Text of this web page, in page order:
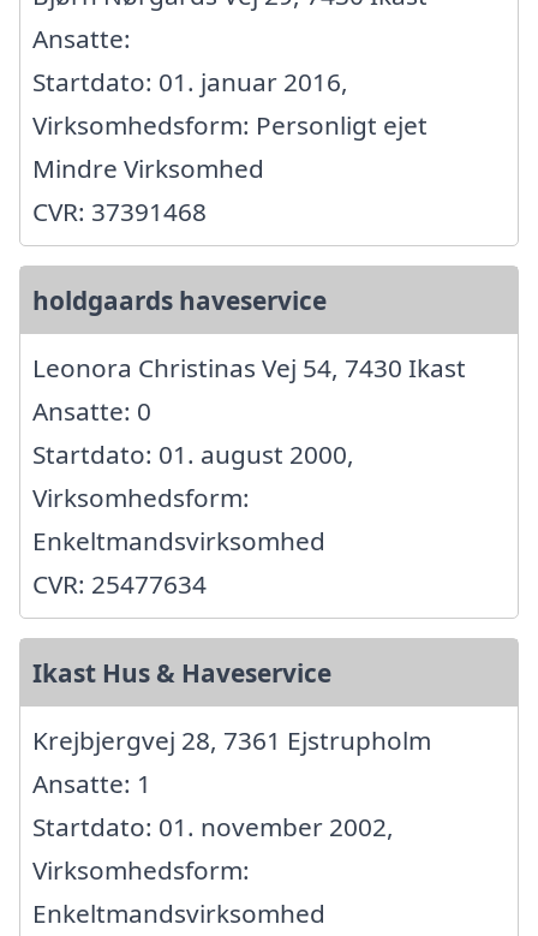
Ansatte:
Startdato: 01. januar 2016,
Virksomhedsform: Personligt ejet
Mindre Virksomhed
CVR: 37391468
holdgaards haveservice
Leonora Christinas Vej 54, 7430 Ikast
Ansatte: 0
Startdato: 01. august 2000,
Virksomhedsform:
Enkeltmandsvirksomhed
CVR: 25477634
Ikast Hus & Haveservice
Krejbjergvej 28, 7361 Ejstrupholm
Ansatte: 1
Startdato: 01. november 2002,
Virksomhedsform:
Enkeltmandsvirksomhed